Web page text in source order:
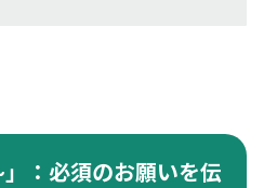
：必須のお願いを伝